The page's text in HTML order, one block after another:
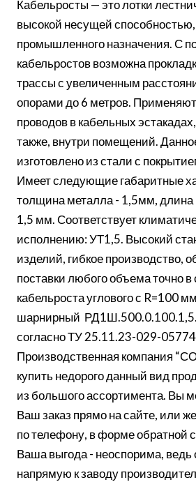
Кабельросты — это лотки
высокой несущей способностью,
промышленного назначения. С
кабельростов возможна
трассы с увеличенным
опорами до 6 метров.
проводов в кабельных
также, внутри помещений.
изготовлено из стали с
Имеет следующие габаритные
толщина металла - 1,5мм,
1,5 мм. Соответствует
исполнению: УТ1,5. Высокий
изделий, гибкое производство,
поставки любого объема точно в
кабельроста углового с R=100 мм
шарнирный
согласно ТУ 25.11.23-029-
Производственная компания
купить недорого данный вид
из большого ассортимента. Вы
Ваш заказ прямо на сайте, или
по телефону, в форме обратной
Ваша выгода - неоспорима,
напрямую к заводу